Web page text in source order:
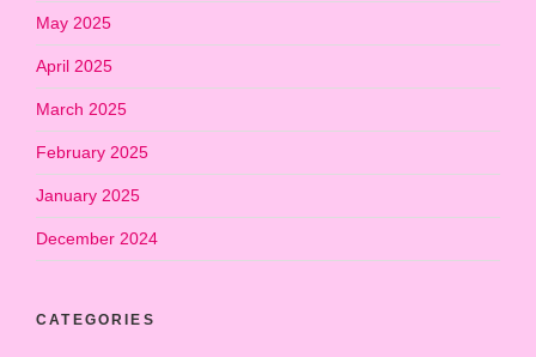
May 2025
April 2025
March 2025
February 2025
January 2025
December 2024
CATEGORIES